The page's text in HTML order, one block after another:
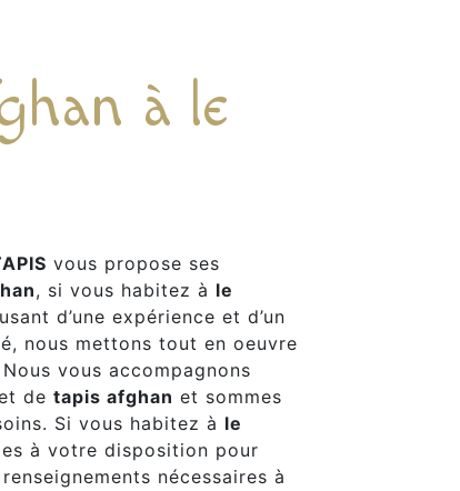
à le
vous propose ses
, si vous habitez à le
d’une expérience et d’un
nous mettons tout en oeuvre
vous accompagnons
de tapis afghan et sommes
Si vous habitez à le
à votre disposition pour
nécessaires à